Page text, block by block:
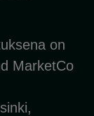
on
MarketCo